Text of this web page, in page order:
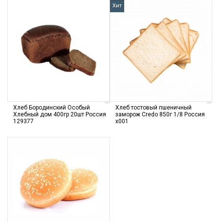
Хлеб Бородинский Особый
Хлебный дом 400гр 20шт Россия
129377
Хит
Хлеб тостовый пшеничный
заморож Credo 850г 1/8 Россия
х001